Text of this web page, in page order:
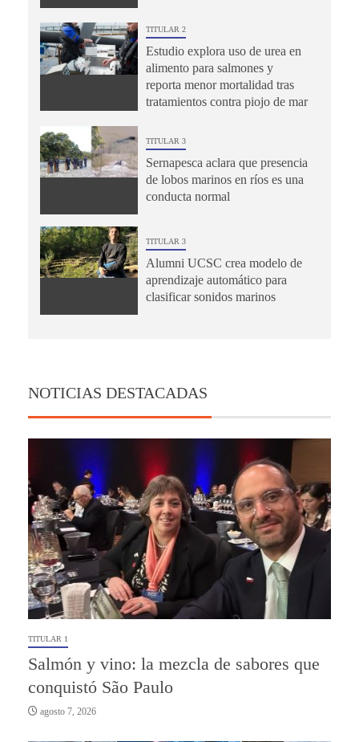
TITULAR 2
Estudio explora uso de urea en
alimento para salmones y
reporta menor mortalidad tras
tratamientos contra piojo de mar
TITULAR 3
Sernapesca aclara que presencia
de lobos marinos en ríos es una
conducta normal
TITULAR 3
Alumni UCSC crea modelo de
aprendizaje automático para
clasificar sonidos marinos
NOTICIAS DESTACADAS
TITULAR 1
Salmón y vino: la mezcla de sabores que
conquistó São Paulo
agosto 7, 2026